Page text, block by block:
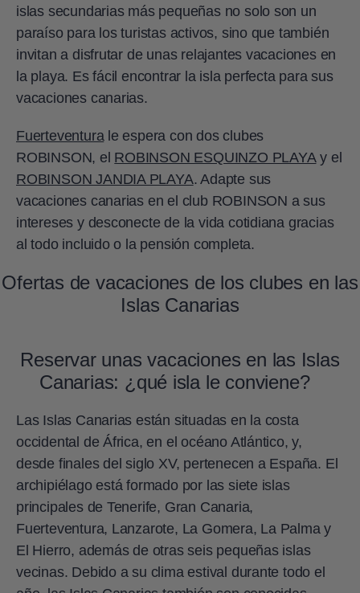
islas secundarias más pequeñas no solo son un
paraíso para los turistas activos, sino que también
invitan a disfrutar de unas relajantes vacaciones en
la playa. Es fácil encontrar la isla perfecta para sus
vacaciones canarias.
Fuerteventurale espera con dos clubes
ROBINSON, el ROBINSON ESQUINZO PLAYAy el
ROBINSON JANDIA PLAYA. Adapte sus
vacaciones canarias en el club ROBINSON a sus
intereses y desconecte de la vida cotidiana gracias
al todo incluido o la pensión completa.
Ofertas de vacaciones de los clubes en las
Islas Canarias
Reservar unas vacaciones en las Islas
Canarias: ¿qué isla le conviene?
Las Islas Canarias están situadas en la costa
occidental de África, en el océano Atlántico, y,
desde finales del siglo XV, pertenecen a España. El
archipiélago está formado por las siete islas
principales de Tenerife, Gran Canaria,
Fuerteventura, Lanzarote, La Gomera, La Palma y
El Hierro, además de otras seis pequeñas islas
vecinas. Debido a su clima estival durante todo el